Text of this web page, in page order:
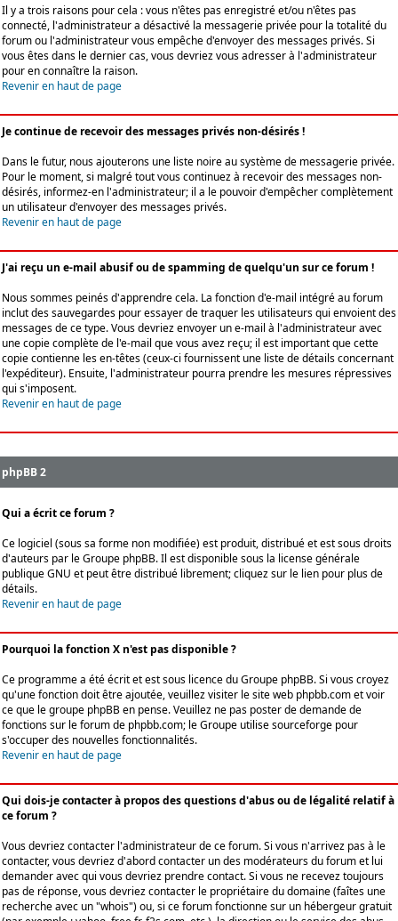
Il y a trois raisons pour cela : vous n'êtes pas enregistré et/ou n'êtes pas
connecté, l'administrateur a désactivé la messagerie privée pour la totalité du
forum ou l'administrateur vous empêche d'envoyer des messages privés. Si
vous êtes dans le dernier cas, vous devriez vous adresser à l'administrateur
pour en connaître la raison.
Revenir en haut de page
Je continue de recevoir des messages privés non-désirés !
Dans le futur, nous ajouterons une liste noire au système de messagerie privée.
Pour le moment, si malgré tout vous continuez à recevoir des messages non-
désirés, informez-en l'administrateur; il a le pouvoir d'empêcher complètement
un utilisateur d'envoyer des messages privés.
Revenir en haut de page
J'ai reçu un e-mail abusif ou de spamming de quelqu'un sur ce forum !
Nous sommes peinés d'apprendre cela. La fonction d'e-mail intégré au forum
inclut des sauvegardes pour essayer de traquer les utilisateurs qui envoient des
messages de ce type. Vous devriez envoyer un e-mail à l'administrateur avec
une copie complète de l'e-mail que vous avez reçu; il est important que cette
copie contienne les en-têtes (ceux-ci fournissent une liste de détails concernant
l'expéditeur). Ensuite, l'administrateur pourra prendre les mesures répressives
qui s'imposent.
Revenir en haut de page
phpBB 2
Qui a écrit ce forum ?
Ce logiciel (sous sa forme non modifiée) est produit, distribué et est sous droits
d'auteurs par leGroupe phpBB. Il est disponible sous la license générale
publique GNU et peut être distribué librement; cliquez sur le lien pour plus de
détails.
Revenir en haut de page
Pourquoi la fonction X n'est pas disponible ?
Ce programme a été écrit et est sous licence du Groupe phpBB. Si vous croyez
qu'une fonction doit être ajoutée, veuillez visiter le site web phpbb.com et voir
ce que le groupe phpBB en pense. Veuillez ne pas poster de demande de
fonctions sur le forum de phpbb.com; le Groupe utilise sourceforge pour
s'occuper des nouvelles fonctionnalités.
Revenir en haut de page
Qui dois-je contacter à propos des questions d'abus ou de légalité relatif à
ce forum ?
Vous devriez contacter l'administrateur de ce forum. Si vous n'arrivez pas à le
contacter, vous devriez d'abord contacter un des modérateurs du forum et lui
demander avec qui vous devriez prendre contact. Si vous ne recevez toujours
pas de réponse, vous devriez contacter le propriétaire du domaine (faîtes une
recherche avec un "whois") ou, si ce forum fonctionne sur un hébergeur gratuit